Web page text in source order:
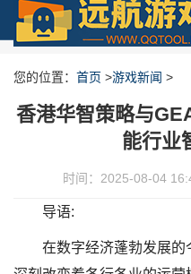
您的位置： 首页 >游戏新闻 >
香港华智策略与
能行业
时间：2025-08-04
导语:
在数字经济蓬勃发展的